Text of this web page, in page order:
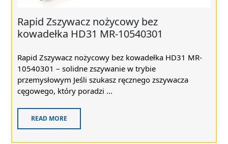
Rapid Zszywacz nożycowy bez
kowadełka HD31 MR-10540301
Rapid Zszywacz nożycowy bez kowadełka HD31 MR-
10540301 – solidne zszywanie w trybie
przemysłowym Jeśli szukasz ręcznego zszywacza
cęgowego, który poradzi ...
READ MORE